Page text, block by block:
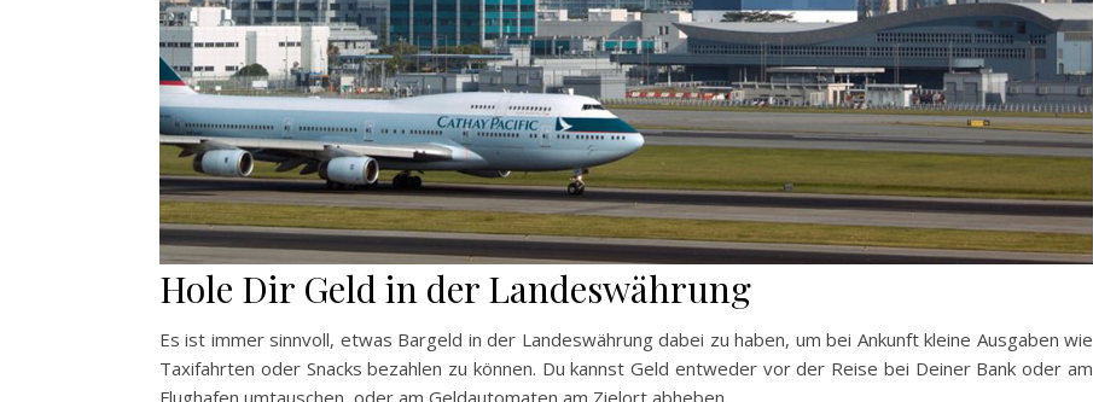
Hole Dir Geld in der Landeswährung
Es ist immer sinnvoll, etwas Bargeld in der Landeswährung dabei zu haben, um bei Ankunft kleine Ausgaben wie
Taxifahrten oder Snacks bezahlen zu können. Du kannst Geld entweder vor der Reise bei Deiner Bank oder am
Flughafen umtauschen, oder am Geldautomaten am Zielort abheben.